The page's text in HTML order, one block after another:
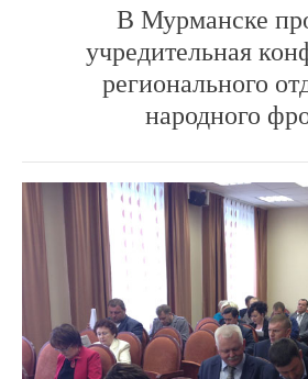
В Мурманске
учредительная
регионального
народного